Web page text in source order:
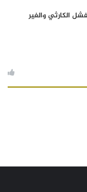
الكارثي والغير